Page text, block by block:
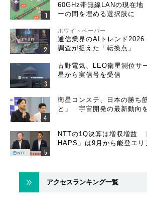
60GHz帯無線LANの現在
ーの間を埋める選択肢に
ホワイトペーパー
通信業界のAIトレンド
調査が捉えた「転換点」
古野電気、LEO衛星測位サ
星から実信号を受信
衛星コンステ、日本の勝ち
と」 宇宙開発の最新動向
NTTの1Q決算は増収増益
HAPS」は9月から能登エリ
アクセスランキング一覧